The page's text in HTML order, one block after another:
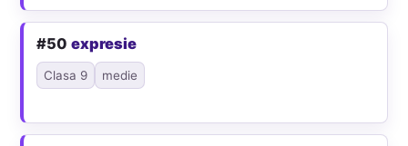
#50expresie
Clasa 9 medie